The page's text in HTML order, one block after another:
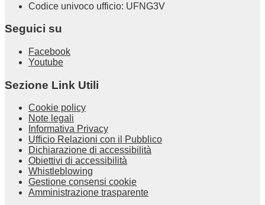
Codice univoco ufficio: UFNG3V
Seguici su
Facebook
Youtube
Sezione Link Utili
Cookie policy
Note legali
Informativa Privacy
Ufficio Relazioni con il Pubblico
Dichiarazione di accessibilità
Obiettivi di accessibilità
Whistleblowing
Gestione consensi cookie
Amministrazione trasparente